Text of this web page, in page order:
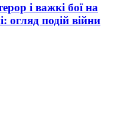
і важкі бої на
огляд подій війни